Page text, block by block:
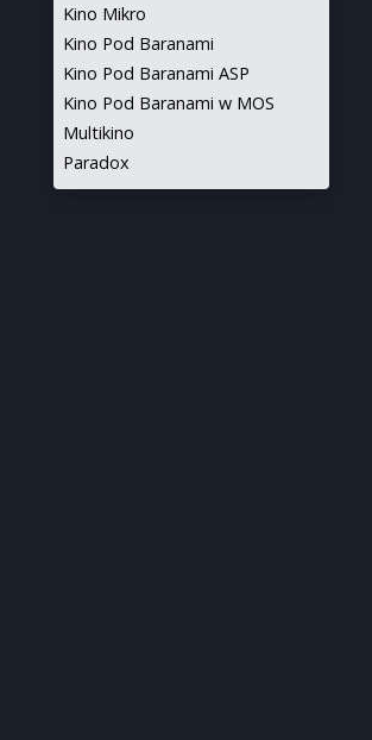
Kino Mikro
Kino Pod Baranami
Kino Pod Baranami ASP
Kino Pod Baranami w MOS
Multikino
Paradox